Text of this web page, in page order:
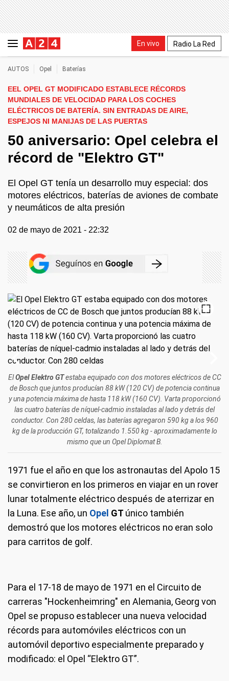
En vivo Radio La Red
AUTOS Opel Baterías
EEL OPEL GT MODIFICADO ESTABLECE RÉCORDS
MUNDIALES DE VELOCIDAD PARA LOS COCHES
ELÉCTRICOS DE BATERÍA. SIN ENTRADAS DE AIRE,
ESPEJOS NI MANIJAS DE LAS PUERTAS
50 aniversario: Opel celebra el
récord de "Elektro GT"
El Opel GT tenía un desarrollo muy especial: dos
motores eléctricos, baterías de aviones de combate
y neumáticos de alta presión
02 de mayo de 2021 - 22:32
ElOpel Elektro GTestaba equipado con dos motores eléctricos de CC
de Bosch que juntos producían 88 kW (120 CV) de potencia continua
y una potencia máxima de hasta 118 kW (160 CV). Varta proporcionó
las cuatro bateríasde níquel-cadmio instaladas al lado y detrás del
conductor. Con 280 celdas, las baterías agregaron 590 kg a los 960
kg de la producción GT, totalizando 1.550 kg - aproximadamente lo
mismo que un Opel Diplomat B.
Para el 17-18 de mayo de 1971 en el Circuito de carreras
"Hockenheimring" en Alemania, Georg von Opel se propuso
establecer una nueva velocidad récords para automóviles eléctricos
con un automóvil deportivo especialmente preparado y modificado: el
Opel “Elektro GT”. Las modificaciones a la carrocería incluyeron el
cierre de todas las entradas y salidas de aire en la parte delantera, un
"plano" capó sin la protuberancia característica del GT de producción
1971 fue el año en que los astronautas del Apolo 15
se convirtieron en los primeros en viajar en un rover
lunar totalmente eléctrico después de aterrizar en
la Luna. Ese año, un Opel GT único también
demostró que los motores eléctricos no eran solo
para carritos de golf.
Para el 17-18 de mayo de 1971 en el Circuito de
carreras "Hockenheimring" en Alemania, Georg von
Opel se propuso establecer una nueva velocidad
récords para automóviles eléctricos con un
automóvil deportivo especialmente preparado y
modificado: el Opel “Elektro GT”.